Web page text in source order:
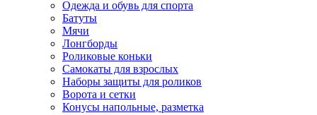
Одежда и обувь для спорта
Батуты
Мячи
Лонгборды
Роликовые коньки
Самокаты для взрослых
Наборы защиты для роликов
Ворота и сетки
Конусы напольные, разметка